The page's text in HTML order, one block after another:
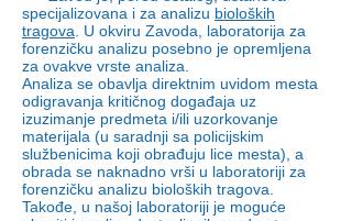
specijalizovana i za analizu bioloških
tragova . U okviru Zavoda, laboratorija za
forenzičku analizu posebno je opremljena
za ovakve vrste analiza.
Analiza se obavlja direktnim uvidom mesta
odigravanja kritičnog događaja uz
izuzimanje predmeta i/ili uzorkovanje
materijala (u saradnji sa policijskim
službenicima koji obrađuju lice mesta), a
obrada se naknadno vrši u laboratoriji za
forenzičku analizu bioloških tragova.
Takođe, u našoj laboratoriji je moguće